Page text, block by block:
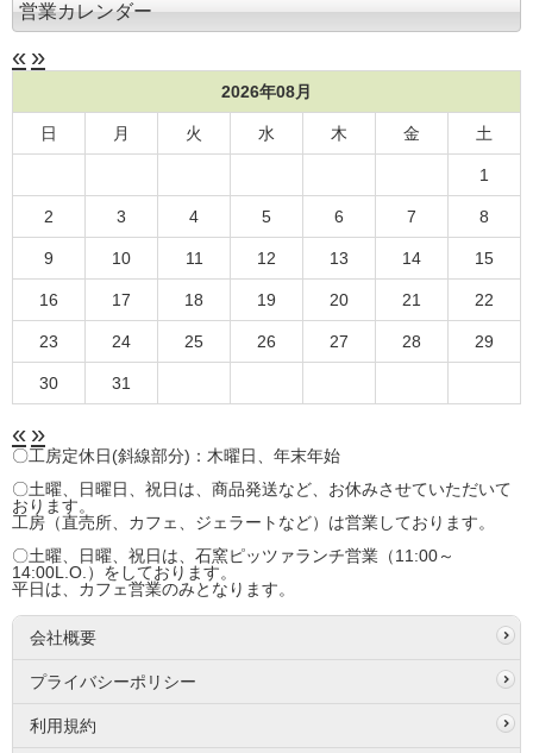
営業カレンダー
« »
2026年08月
日 月 火 水 木 金 土
1
2 3 4 5 6 7 8
9 10 11 12 13 14 15
16 17 18 19 20 21 22
23 24 25 26 27 28 29
30 31
« »
〇工房定休日(斜線部分)：木曜日、年末年始
〇土曜、日曜日、祝日は、商品発送など、お休みさせていただいて
おります。
工房（直売所、カフェ、ジェラートなど）は営業しております。
〇土曜、日曜、祝日は、石窯ピッツァランチ営業（11:00～
14:00L.O.）をしております。
平日は、カフェ営業のみとなります。
会社概要
プライバシーポリシー
利用規約